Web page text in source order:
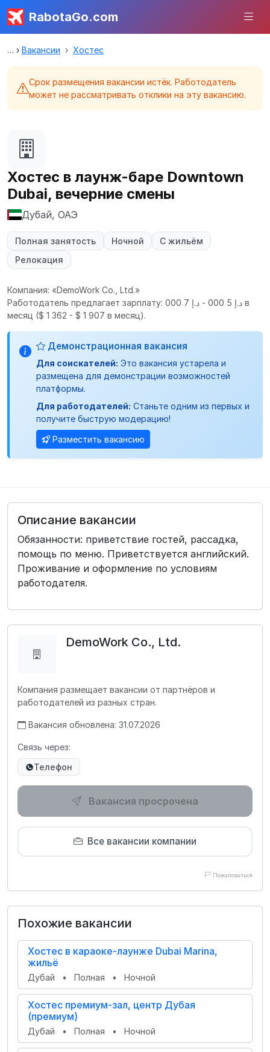
RabotaGo.com
Вакансии Хостес
Срок размещения вакансии истёк. Работодатель
может не рассматривать отклики на эту вакансию.
Хостес в лаунж-баре Downtown
Dubai, вечерние смены
Дубай, ОАЭ
Полная занятость Ночной
С жильём
Релокация
Компания: «DemoWork Co., Ltd.»
Работодатель предлагает зарплату: د.إ 5 000 - د.إ 7 000 в
месяц ($ 1 362 - $ 1 907 в месяц).
Демонстрационная вакансия
Для соискателей: Это вакансия устарела и
размещена для демонстрации возможностей
платформы.
Для работодателей: Станьте одним из первых и
получите быструю модерацию!
Разместить вакансию
Описание вакансии
Обязанности: приветствие гостей, рассадка,
помощь по меню. Приветствуется английский.
Проживание и оформление по условиям
работодателя.
DemoWork Co., Ltd.
Компания размещает вакансии от партнёров и
работодателей из разных стран.
Вакансия обновлена: 31.07.2026
Связь через:
Телефон
Вакансия просрочена
Все вакансии компании
Пожаловаться
Похожие вакансии
Хостес в караоке-лаунже Dubai Marina,
жильё
Дубай • Полная • Ночной
Хостес премиум-зал, центр Дубая
(премиум)
Дубай • Полная • Ночной